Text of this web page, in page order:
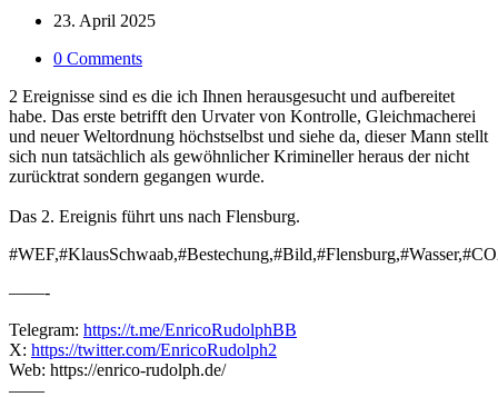
23. April 2025
0 Comments
2 Ereignisse sind es die ich Ihnen herausgesucht und aufbereitet
habe. Das erste betrifft den Urvater von Kontrolle, Gleichmacherei
und neuer Weltordnung höchstselbst und siehe da, dieser Mann stellt
sich nun tatsächlich als gewöhnlicher Krimineller heraus der nicht
zurücktrat sondern gegangen wurde.
Das 2. Ereignis führt uns nach Flensburg.
——-
Telegram: https://t.me/EnricoRudolphBB
X: https://twitter.com/EnricoRudolph2
Web: https://enrico-rudolph.de/
——